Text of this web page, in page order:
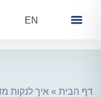
EN
»איך לנקות מדרסים